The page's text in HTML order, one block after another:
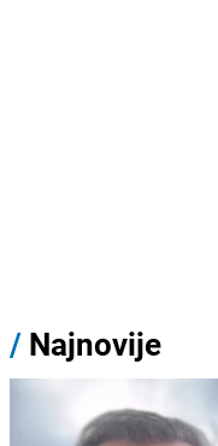
/ Najnovije